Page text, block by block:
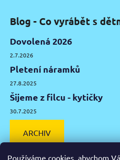
Používáme cookies, abychom
Blog - Co vyrábět s
Dovolená 2026
2.7.2026
Pletení náramků
27.8.2025
Šijeme z filcu - kytičky
30.7.2025
ARCHIV